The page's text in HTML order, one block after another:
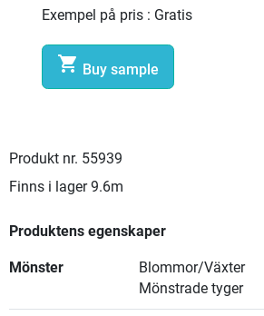
Exempel på pris : Gratis
 Buy sample
Produkt nr. 55939
Finns i lager 9.6m
Produktens egenskaper
Mönster
Blommor/Växter
Mönstrade tyger